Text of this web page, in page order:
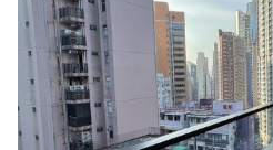
Stunning View
Terrace
Toilets
Water Access